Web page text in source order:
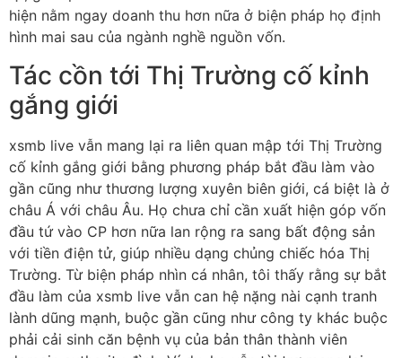
hiện nằm ngay doanh thu hơn nữa ở biện pháp họ định
hình mai sau của ngành nghề nguồn vốn.
Tác cồn tới Thị Trường cố kỉnh
gắng giới
xsmb live vẫn mang lại ra liên quan mập tới Thị Trường
cố kỉnh gắng giới bằng phương pháp bắt đầu làm vào
gần cũng như thương lượng xuyên biên giới, cá biệt là ở
châu Á với châu Âu. Họ chưa chỉ cần xuất hiện góp vốn
đầu tứ vào CP hơn nữa lan rộng ra sang bất động sản
với tiền điện tử, giúp nhiều dạng chủng chiếc hóa Thị
Trường. Từ biện pháp nhìn cá nhân, tôi thấy rằng sự bắt
đầu làm của xsmb live vẫn can hệ nặng nài cạnh tranh
lành dũng mạnh, buộc gần cũng như công ty khác buộc
phải cải sinh căn bệnh vụ của bản thân thành viên